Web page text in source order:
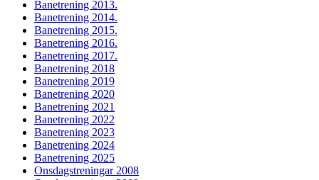
Banetrening 2013.
Banetrening 2014.
Banetrening 2015.
Banetrening 2016.
Banetrening 2017.
Banetrening 2018
Banetrening 2019
Banetrening 2020
Banetrening 2021
Banetrening 2022
Banetrening 2023
Banetrening 2024
Banetrening 2025
Onsdagstreningar 2008